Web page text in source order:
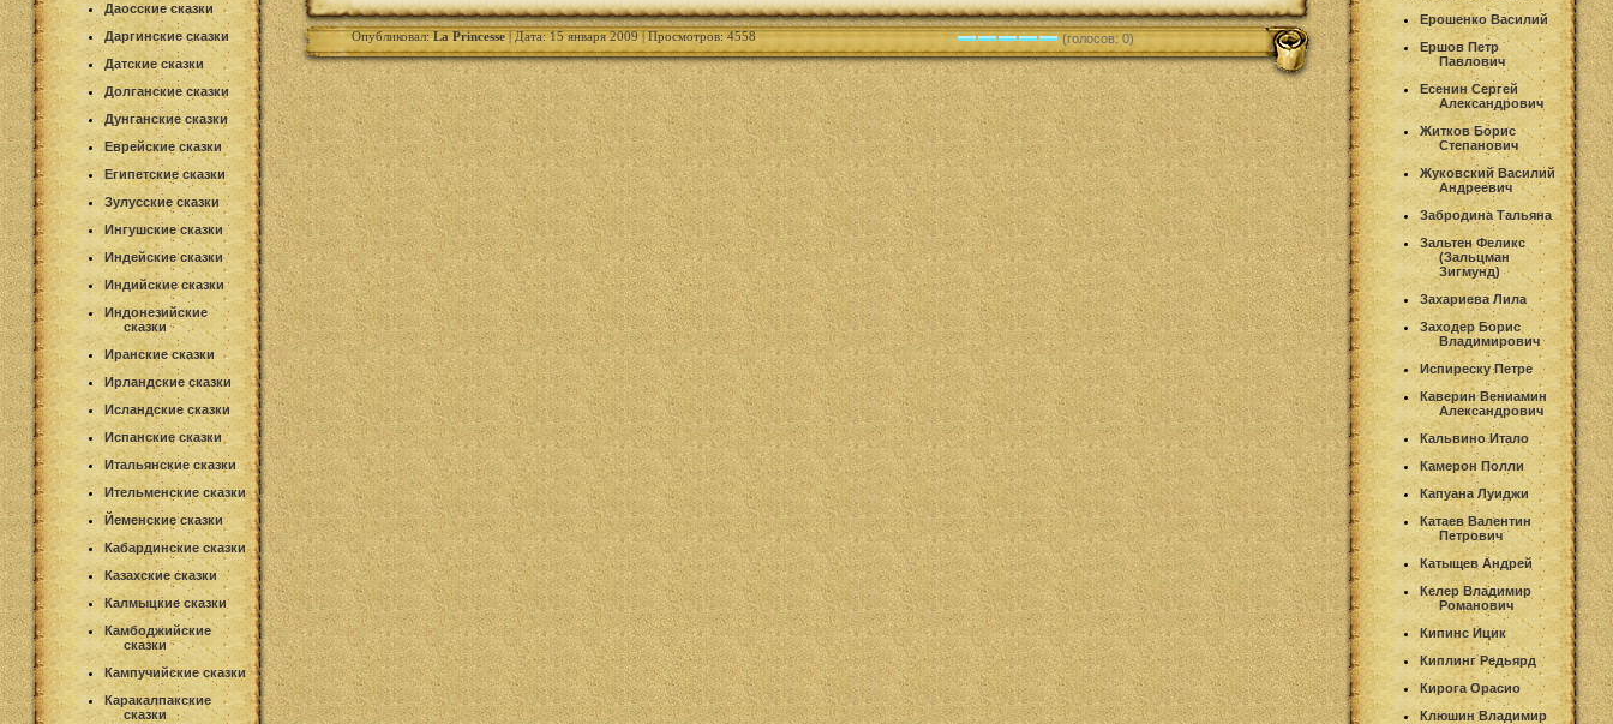
Даосские сказки
Даргинские сказки
Датские сказки
Долганские сказки
Дунганские сказки
Еврейские сказки
Египетские сказки
Зулусские сказки
Ингушские сказки
Индейские сказки
Индийские сказки
Индонезийские
сказки
Иранские сказки
Ирландские сказки
Исландские сказки
Испанские сказки
Итальянские сказки
Ительменские сказки
Йеменские сказки
Кабардинские сказки
Казахские сказки
Калмыцкие сказки
Камбоджийские
сказки
Кампучийские сказки
Каракалпакские
сказки
Опубликовал:La Princesse| Дата: 15 января 2009 | Просмотров: 4558 (голосов: 0)
Ерошенко Василий
Ершов Петр
Павлович
Есенин Сергей
Александрович
Житков Борис
Степанович
Жуковский Василий
Андреевич
Забродина Тальяна
Зальтен Феликс
(Зальцман
Зигмунд)
Захариева Лила
Заходер Борис
Владимирович
Испиреску Петре
Каверин Вениамин
Александрович
Кальвино Итало
Камерон Полли
Капуана Луиджи
Катаев Валентин
Петрович
Катыщев Андрей
Келер Владимир
Романович
Кипинс Ицик
Киплинг Редьярд
Кирога Орасио
Клюшин Владимир